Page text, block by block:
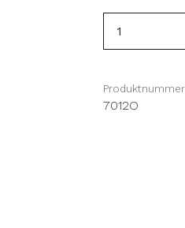
7012O